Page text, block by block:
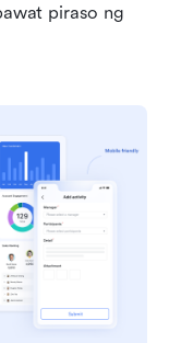
piraso ng